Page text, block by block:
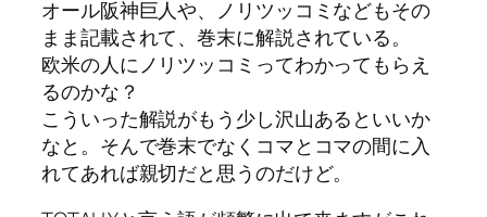
オール阪神巨人や、ノリツッコミなどもその
まま記載されて、巻末に解説されている。
欧米の人にノリツッコミってわかってもらえ
るのかな？
こういった解説がもう少し沢山あるといいか
なと。そんで巻末でなくコマとコマの間に入
れてあれば親切だと思うのだけど。